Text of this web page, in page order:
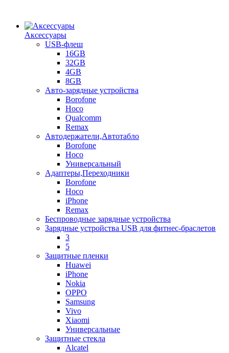
Аксессуары
USB-флеш
16GB
32GB
4GB
8GB
Авто-зарядные устройства
Borofone
Hoco
Qualcomm
Remax
Автодержатели,Автотабло
Borofone
Hoco
Универсальный
Адаптеры,Переходники
Borofone
Hoco
iPhone
Remax
Беспроводные зарядные устройства
Зарядные устройства USB для фитнес-браслетов
3
5
Защитные пленки
Huawei
iPhone
Nokia
OPPO
Samsung
Vivo
Xiaomi
Универсальные
Защитные стекла
Alcatel